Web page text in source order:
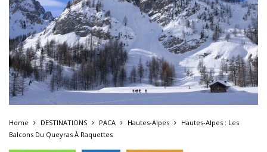
Home DESTINATIONS PACA Hautes-Alpes
Hautes-Alpes : Les
Balcons Du Queyras À Raquettes